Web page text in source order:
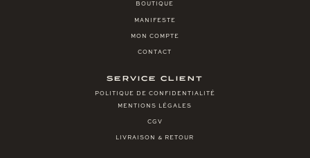
BOUTIQUE
MANIFESTE
MON COMPTE
CONTACT
SERVICE CLIENT
POLITIQUE DE CONFIDENTIALITÉ
MENTIONS LÉGALES
CGV
LIVRAISON & RETOUR